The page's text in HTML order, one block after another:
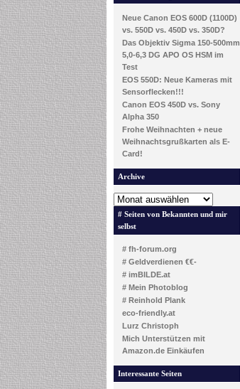
Neue Canon EOS 600D (1100D)
vs. 550D vs. 450D vs. 350D?
Das Objektiv Sigma 150-500mm
5,0-6,3 DG APO OS HSM im
Test
EOS 550D: Neue Kameras mit
Sensorflecken!!!
Canon EOS 450D vs. Sony
Alpha 350
Frohe Weihnachten + neue
Weihnachtsgrußkarten als E-
Card!
Archive
# Seiten von Bekannten und mir
selbst
# fh-forum.org
# Geldverdienen €€-
# imBILDE.at
# Mein Photoblog
# Reinhold Plank
eco-friendly.at
Lurz Christoph
Mich Unterstützen mit
Amazon.de Einkäufen
Interessante Seiten